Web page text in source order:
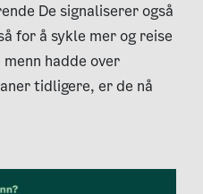
De signaliserer også
for å sykle mer og reise
menn hadde over
tidligere, er de nå